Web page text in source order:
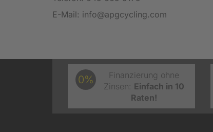
E-Mail: info@apgcycling.com
0%
Finanzierung ohne
Zinsen: Einfach in 10
Raten!